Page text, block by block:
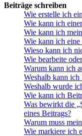
Beiträge schreiben
Wie erstelle ich
Wie kann ich
Wie kann ich
Wie kann ich
Wieso kann ich
Wie bearbeite
Warum kann ich
Weshalb kann ich
Weshalb wurde
Wie kann ich
Was bewirkt die
eines Beitrags?
Warum muss
Wie markiere ich